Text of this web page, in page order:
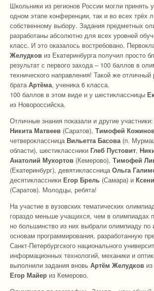
Школьники из регионов России могли принять
одном этапе конференции, так и во всех трёх
собственному выбору. Задания предметных
разработаны абсолютно для всех уровней
класс. И это оказалось востребовано.
Желудков из Екатеринбурга получил просто
результат с первого захода – 100 баллов в
технического направления! Такой же отличный
брата Артёма, ученика 6 класса.
100 баллов в этом виде и у шестиклассницы
из Новороссийска.
Отличные знания показали и другие
Никита Матвеев (Саратов), Тимофей
четвероклассница Вильетта Басова (п.
области), шестиклассники Глеб Пустовит,
Анатолий Мухортов (Кемерово), Тимофей
(Екатеринбург), девятиклассница Ольга
десятиклассники Егор Брель (Самара) и
(Саратов). Молодцы, ребята!
На участие в вузовских тематических
гораздо меньше учащихся, чем в олимпиадах
но большинство из них выбрали олимпиаду по
основам программирования, разработанную
Санкт-Петербургского национального
информационных технологий, механики и
выполнили задания вновь Артём Желудков
Егор Майер из Кемерово.